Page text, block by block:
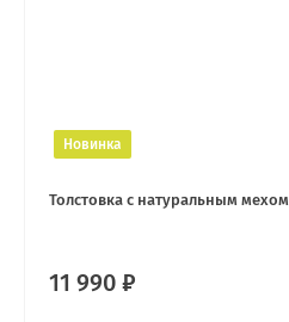
Новинка
Толстовка с натуральным мехом
11 990 ₽